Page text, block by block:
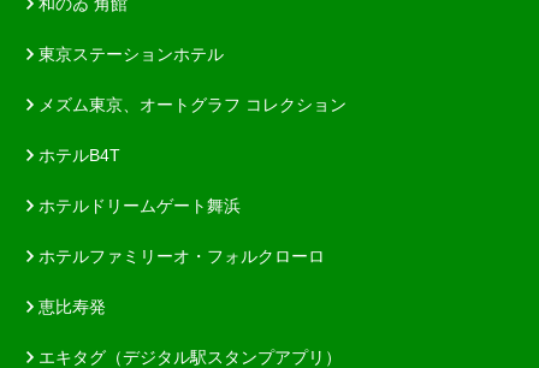
東京ステーションホテル
メズム東京、オートグラフ コレクション
ホテルB4T
ホテルドリームゲート舞浜
ホテルファミリーオ・フォルクローロ
恵比寿発
エキタグ（デジタル駅スタンプアプリ）